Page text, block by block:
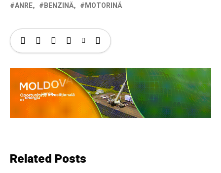
ANRE BENZINĂ MOTORINĂ
Related Posts